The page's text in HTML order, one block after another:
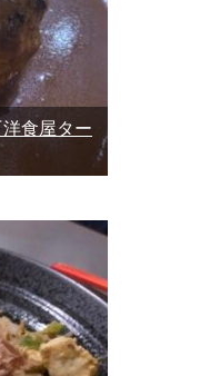
食屋ター